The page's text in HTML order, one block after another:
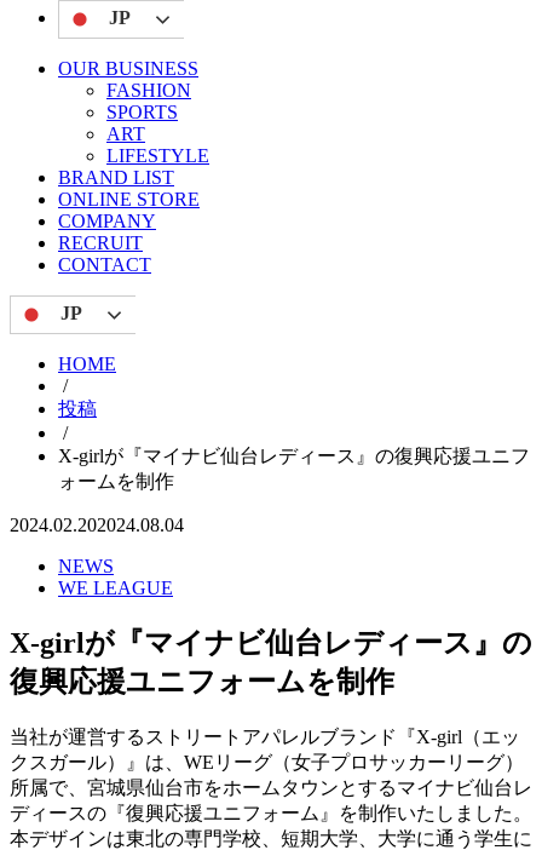
JP
OUR BUSINESS
FASHION
SPORTS
ART
LIFESTYLE
BRAND LIST
ONLINE STORE
COMPANY
RECRUIT
CONTACT
JP
HOME
/
投稿
/
X-girlが『マイナビ仙台レディース』の復興応援ユニフ
ォームを制作
2024.02.202024.08.04
NEWS
WE LEAGUE
X-girlが『マイナビ仙台レディース』の
復興応援ユニフォームを制作
当社が運営するストリートアパレルブランド『X-girl（エッ
クスガール）』は、WEリーグ（女子プロサッカーリーグ）
所属で、宮城県仙台市をホームタウンとするマイナビ仙台レ
ディースの『復興応援ユニフォーム』を制作いたしました。
本デザインは東北の専門学校、短期大学、大学に通う学生に